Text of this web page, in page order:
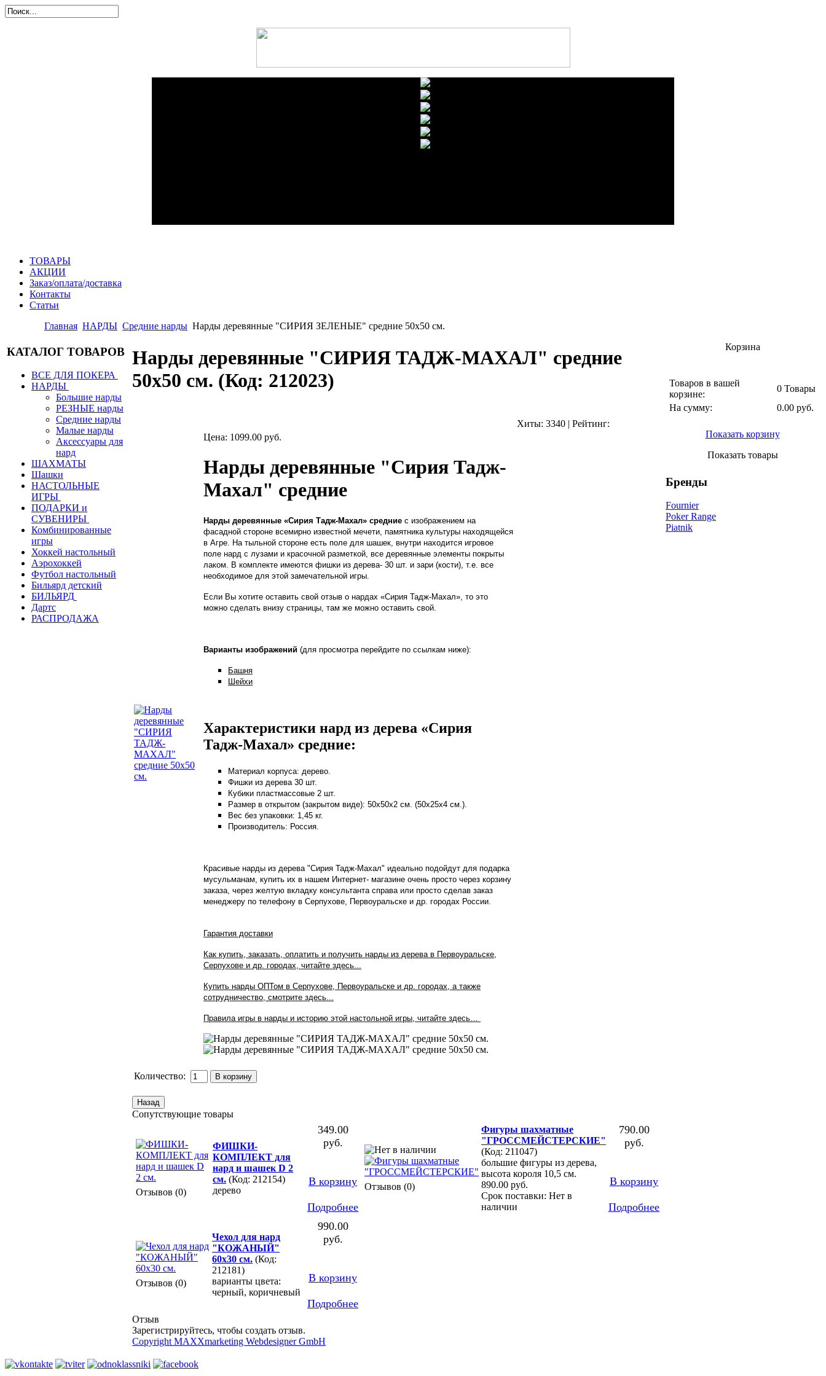
ТОВАРЫ
АКЦИИ
Заказ/оплата/доставка
Контакты
Статьи
Главная НАРДЫ Средние нарды Нарды деревянные "СИРИЯ ЗЕЛЕНЫЕ" средние 50х50 см.
КАТАЛОГ ТОВАРОВ
ВСЕ ДЛЯ ПОКЕРА
НАРДЫ
Большие нарды
РЕЗНЫЕ нарды
Средние нарды
Малые нарды
Аксессуары для
нард
ШАХМАТЫ
Шашки
НАСТОЛЬНЫЕ
ИГРЫ
ПОДАРКИ и
СУВЕНИРЫ
Комбинированные
игры
Хоккей настольный
Аэрохоккей
Футбол настольный
Бильярд детский
БИЛЬЯРД
Дартс
РАСПРОДАЖА
Нарды деревянные "СИРИЯ ТАДЖ-МАХАЛ" средние
50х50 см. (Код: 212023)
Хиты: 3340 | Рейтинг:
Цена: 1099.00 руб.
Нарды деревянные "Сирия Тадж-
Махал" средние
Нарды деревянные «Сирия Тадж-Махал» средние с изображением на
фасадной стороне всемирно известной мечети, памятника культуры находящейся
в Агре. На тыльной стороне есть поле для шашек, внутри находится игровое
поле нард с лузами и красочной разметкой, все деревянные элементы покрыты
лаком. В комплекте имеются фишки из дерева- 30 шт. и зари (кости), т.е. все
необходимое для этой замечательной игры.
Если Вы хотите оставить свой отзыв о нардах «Сирия Тадж-Махал», то это
можно сделать внизу страницы, там же можно оставить свой.
Варианты изображений (для просмотра перейдите по ссылкам ниже):
Башня
Шейхи
Характеристики нард из дерева «Сирия
Тадж-Махал» средние:
Материал корпуса: дерево.
Фишки из дерева 30 шт.
Кубики пластмассовые 2 шт.
Размер в открытом (закрытом виде): 50х50х2 см. (50х25х4 см.).
Вес без упаковки: 1,45 кг.
Производитель: Россия.
Красивые нарды из дерева "Сирия Тадж-Махал" идеально подойдут для подарка
мусульманам, купить их в нашем Интернет- магазине очень просто через корзину
заказа, через желтую вкладку консультанта справа или просто сделав заказ
менеджеру по телефону в Серпухове, Первоуральске и др. городах России.
Гарантия доставки
Как купить, заказать, оплатить и получить нарды из дерева в Первоуральске
Серпухове и др. городах, читайте здесь...
Купить нарды ОПТом в Серпухове, Первоуральске и др. городах, а также
сотрудничество, смотрите здесь...
Правила игры в нарды и историю этой настольной игры, читайте здесь…
Количество:
Сопутствующие товары
Отзывов (0)
ФИШКИ-
КОМПЛЕКТ для
нард и шашек D 2
см. (Код: 212154)
дерево
349.00
руб.
В корзину
Подробнее
Отзывов (0)
Фигуры шахматные
"ГРОССМЕЙСТЕРСКИЕ"
(Код: 211047)
большие фигуры из дерева,
высота короля 10,5 см.
890.00 руб.
Срок поставки: Нет в
наличии
790.00
руб.
В корзину
Подробнее
Отзывов (0)
Чехол для нард
"КОЖАНЫЙ"
60х30 см. (Код:
212181)
варианты цвета:
черный, коричневый
990.00
руб.
В корзину
Подробнее
Отзыв
Зарегистрируйтесь, чтобы создать отзыв.
Copyright MAXXmarketing Webdesigner GmbH
Корзина
Товаров в вашей
корзине:
0 Товары
На сумму:
0.00 руб.
Показать корзину
Показать товары
Бренды
Fournier
Poker Range
Piatnik